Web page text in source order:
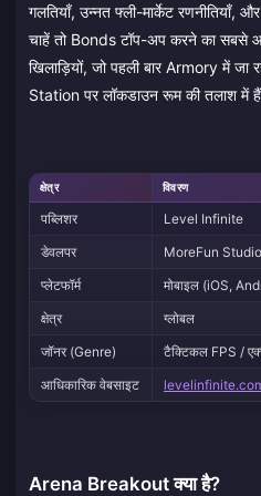
गलतियाँ, उन्नत फ्ली-मार्केट
चाहें तो Bonds टॉप-अप करने का सबसे
खिलाड़ियों, जो पहली बार Armory में
Station पर लॉकडाउन रूम की तलाश में
क्षेत्र विवरण
पब्लिशर
Level Infinite
डेवलपर
MoreFun
प्लेटफॉर्म
मोबाइल (iOS,
क्षेत्र
ग्लोबल
जॉनर (Genre)
टैक्टिकल FPS /
आधिकारिक वेबसाइट
Arena Breakout क्या है?